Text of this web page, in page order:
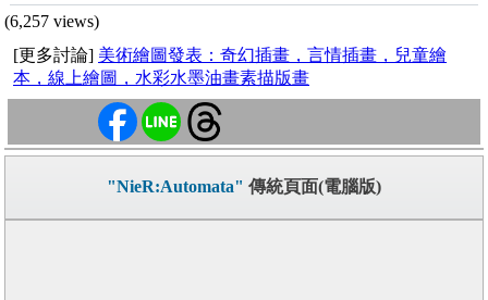
(6,257 views)
[更多討論] 美術繪圖發表：奇幻插畫，言情插畫，兒童繪
本，線上繪圖，水彩水墨油畫素描版畫
"NieR:Automata" 傳統頁面(電腦版)